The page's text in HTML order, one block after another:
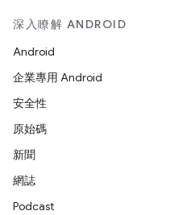
深入瞭解 ANDROID
Android
企業專用 Android
安全性
原始碼
新聞
網誌
Podcast